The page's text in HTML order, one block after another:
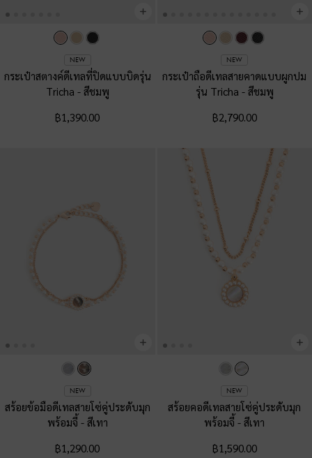
NEW
กระเป๋าสตางค์ดีเทลที่ปิดแบบบิดรุ่น
Tricha - สีชมพู
฿1,390.00
NEW
กระเป๋าถือดีเทลสายคาดแบบผูกปม
รุ่น Tricha - สีชมพู
฿2,790.00
NEW
สร้อยข้อมือดีเทลสายโซ่คู่ประดับมุก
พร้อมจี้ - สีเทา
฿1,290.00
NEW
สร้อยคอดีเทลสายโซ่คู่ประดับมุก
พร้อมจี้-สีเทา
฿1,590.00